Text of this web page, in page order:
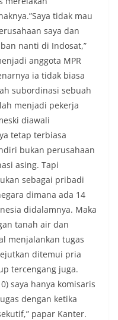
tidak mau
saya dan
nanti di Indosat,”
anggota MPR
ia tidak biasa
subordinasi sebuah
menjadi pekerja
diawali
tetap terbiasa
bukan perusahaan
asing. Tapi
sebagai pribadi
dimana ada 14
didalamnya. Maka
tanah air dan
menjalankan tugas
ditemui pria
tercengang juga.
saya hanya komisaris
dengan ketika
papar Kanter.